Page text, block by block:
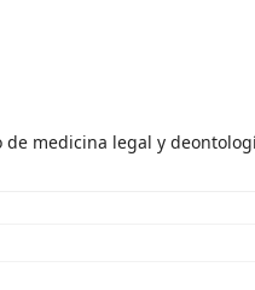
de medicina legal y